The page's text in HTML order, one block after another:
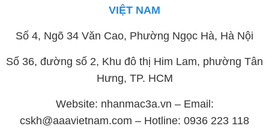
VIỆT NAM
Số 4, Ngõ 34 Văn Cao, Phường Ngọc Hà, Hà Nội
Số 36, đường số 2, Khu đô thị Him Lam, phường Tân
Hưng, TP. HCM
Website: nhanmac3a.vn – Email:
cskh@aaavietnam.com – Hotline: 0936 223 118